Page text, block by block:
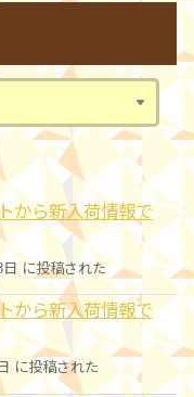
から新入荷情報で
日 に投稿された
から新入荷情報で
に投稿された